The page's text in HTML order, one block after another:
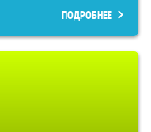
ПОДРОБНЕЕ